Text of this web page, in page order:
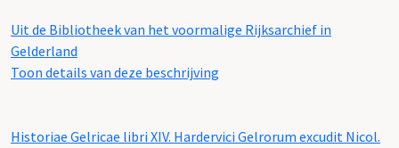
Uit de Bibliotheek van het voormalige Rijksarchief in
Gelderland
Toon details van deze beschrijving
Historiae Gelricae libri XIV. Hardervici Gelrorum excudit Nicol.